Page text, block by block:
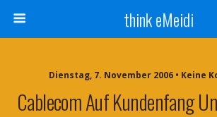
think eMeidi
Dienstag, 7. November 2006 • Keine
Cablecom Auf Kundenfang